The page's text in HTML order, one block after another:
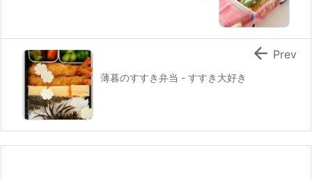
薄暮のすすき弁当 - すすき大好き
 Prev